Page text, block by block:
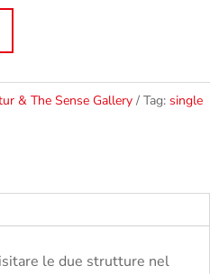
& The Sense Gallery Tag: single
le due strutture nel